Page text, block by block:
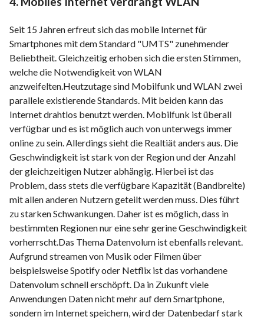
Seit 15 Jahren erfreut sich das mobile Internet für
Smartphones mit dem Standard "UMTS" zunehmender
Beliebtheit. Gleichzeitig erhoben sich die ersten Stimmen,
welche die Notwendigkeit von WLAN
anzweifelten.Heutzutage sind Mobilfunk und WLAN zwei
parallele existierende Standards. Mit beiden kann das
Internet drahtlos benutzt werden. Mobilfunk ist überall
verfügbar und es ist möglich auch von unterwegs immer
online zu sein. Allerdings sieht die Realtiät anders aus. Die
Geschwindigkeit ist stark von der Region und der Anzahl
der gleichzeitigen Nutzer abhängig. Hierbei ist das
Problem, dass stets die verfügbare Kapazität (Bandbreite)
mit allen anderen Nutzern geteilt werden muss. Dies führt
zu starken Schwankungen. Daher ist es möglich, dass in
bestimmten Regionen nur eine sehr gerine Geschwindigkeit
vorherrscht.Das Thema Datenvolum ist ebenfalls relevant.
Aufgrund streamen von Musik oder Filmen über
beispielsweise Spotify oder Netflix ist das vorhandene
Datenvolum schnell erschöpft. Da in Zukunft viele
Anwendungen Daten nicht mehr auf dem Smartphone,
sondern im Internet speichern, wird der Datenbedarf stark